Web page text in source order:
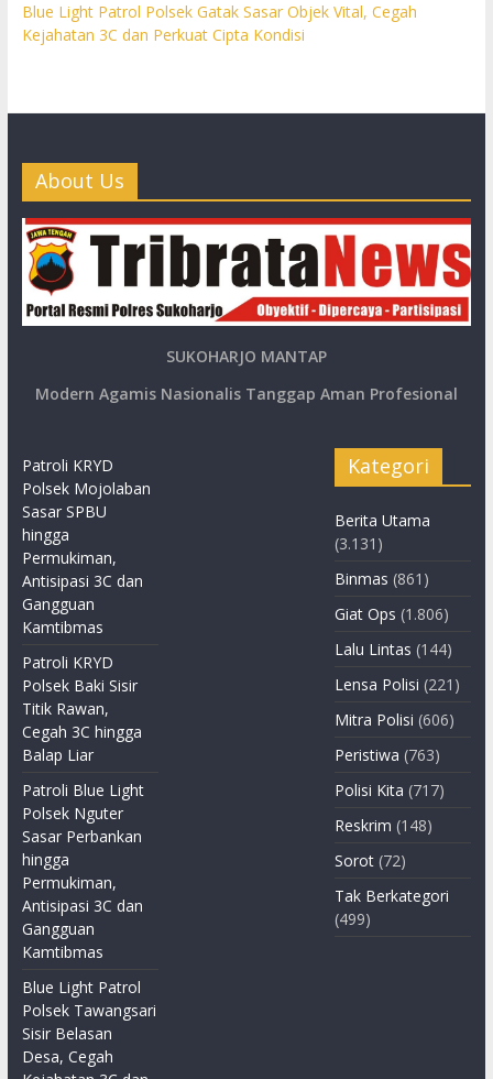
Blue Light Patrol Polsek Gatak Sasar Objek Vital, Cegah
Kejahatan 3C dan Perkuat Cipta Kondisi
About Us
SUKOHARJO MANTAP
Modern Agamis Nasionalis Tanggap Aman Profesional
Patroli KRYD
Polsek Mojolaban
Sasar SPBU
hingga
Permukiman,
Antisipasi 3C dan
Gangguan
Kamtibmas
Patroli KRYD
Polsek Baki Sisir
Titik Rawan,
Cegah 3C hingga
Balap Liar
Patroli Blue Light
Polsek Nguter
Sasar Perbankan
hingga
Permukiman,
Antisipasi 3C dan
Gangguan
Kamtibmas
Blue Light Patrol
Polsek Tawangsari
Sisir Belasan
Desa, Cegah
Kategori
Berita Utama
(3.131)
Binmas (861)
Giat Ops (1.806)
Lalu Lintas (144)
Lensa Polisi (221)
Mitra Polisi (606)
Peristiwa (763)
Polisi Kita (717)
Reskrim (148)
Sorot (72)
Tak Berkategori
(499)